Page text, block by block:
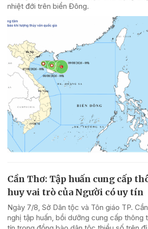
nhiệt đới trên biển Đông.
Cần Thơ: Tập huấn cung cấp
huy vai trò của Người có uy tín
Ngày 7/8, Sở Dân tộc và Tôn giáo TP.
nghị tập huấn, bồi dưỡng cung cấp thông